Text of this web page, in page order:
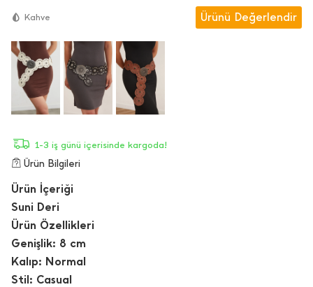
Kahve Ürünü Değerlendir
1-3 iş günü içerisinde kargoda!
Ürün Bilgileri
Ürün İçeriği
Suni Deri
Ürün Özellikleri
Genişlik: 8 cm
Kalıp: Normal
Stil: Casual